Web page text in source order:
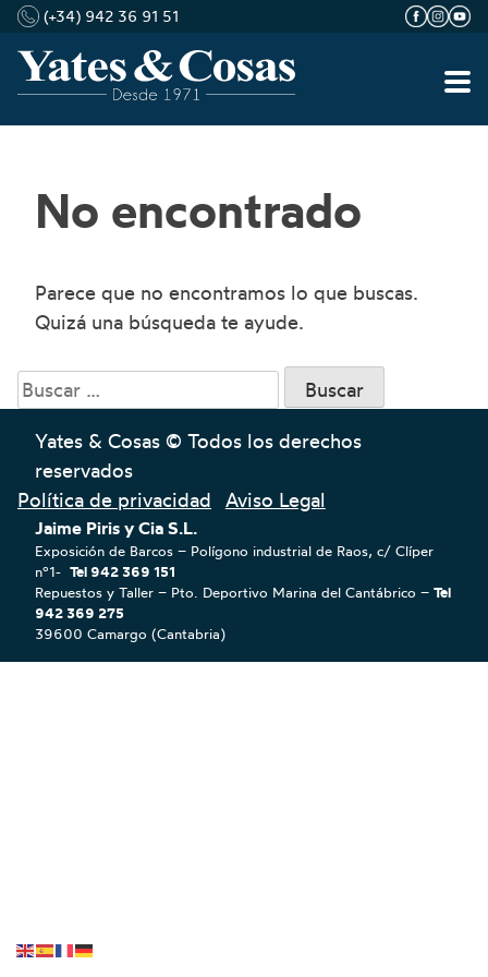
contenido
(+34) 942 36 91 51
No encontrado
Parece que no encontramos lo que buscas.
Quizá una búsqueda te ayude.
Buscar:
Yates & Cosas © Todos los derechos
reservados
Política de privacidad
Aviso Legal
Jaime Piris y Cia S.L.
Exposición de Barcos – Polígono industrial de Raos, c/ Clíper
nº1- Tel 942 369 151
Repuestos y Taller – Pto. Deportivo Marina del Cantábrico – Tel
942 369 275
39600 Camargo (Cantabria)